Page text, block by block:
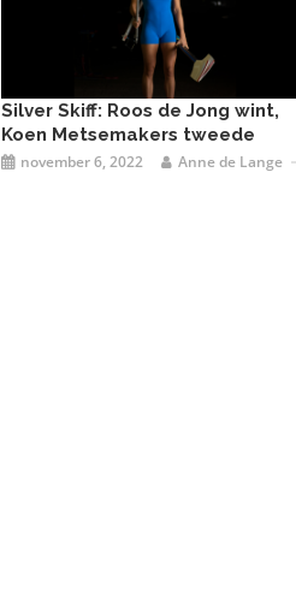
Silver Skiff: Roos de Jong wint,
Koen Metsemakers tweede
november 6, 2022 Anne de Lange